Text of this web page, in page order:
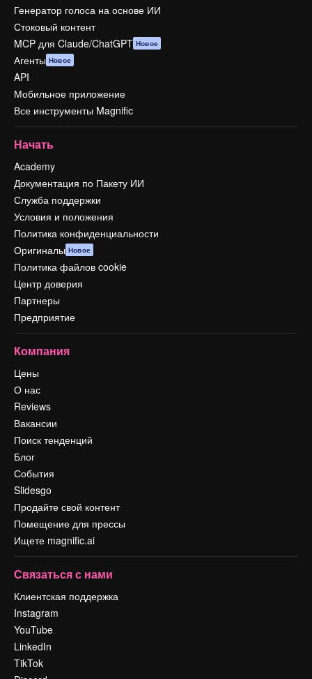
Генератор голоса на основе ИИ
Стоковый контент
MCP для Claude/ChatGPT Новое
Агенты Новое
API
Мобильное приложение
Все инструменты Magnific
Начать
Academy
Документация по Пакету ИИ
Служба поддержки
Условия и положения
Политика конфиденциальности
Оригиналы Новое
Политика файлов cookie
Центр доверия
Партнеры
Предприятие
Компания
Цены
О нас
Reviews
Вакансии
Поиск тенденций
Блог
События
Slidesgo
Продайте свой контент
Помещение для прессы
Ищете magnific.ai
Связаться с нами
Клиентская поддержка
Instagram
YouTube
LinkedIn
TikTok